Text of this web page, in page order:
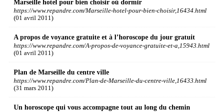
Marseille hotel pour bien choisir où dormir
https://www.repandre.com/Marseille-hotel-pour-bien-choisir,16434.html
(01 avril 2011)
A propos de voyance gratuite et à l’horoscope du jour gratuit
https://www.repandre.com/A-propos-de-voyance-gratuite-et-a,15943.html
(01 avril 2011)
Plan de Marseille du centre ville
https://www.repandre.com/Plan-de-Marseille-du-centre-ville,16433.html
(31 mars 2011)
Un horoscope qui vous accompagne tout au long du chemin